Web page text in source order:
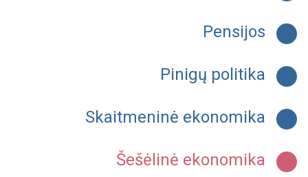
Pensijos
Pinigų politika
Skaitmeninė ekonomika
Šešėlinė ekonomika